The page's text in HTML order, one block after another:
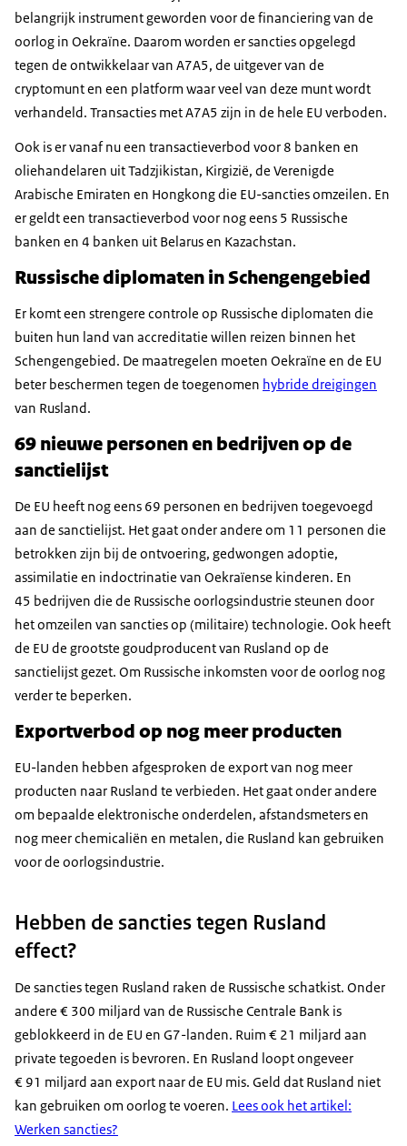
belangrijk instrument geworden voor de financiering van de
oorlog in Oekraïne. Daarom worden er sancties opgelegd
tegen de ontwikkelaar van A7A5, de uitgever van de
cryptomunt en een platform waar veel van deze munt wordt
verhandeld. Transacties met A7A5 zijn in de hele EU verboden.
Ook is er vanaf nu een transactieverbod voor 8 banken en
oliehandelaren uit Tadzjikistan, Kirgizië, de Verenigde
Arabische Emiraten en Hongkong die EU-sancties omzeilen. En
er geldt een transactieverbod voor nog eens 5 Russische
banken en 4 banken uit Belarus en Kazachstan.
Russische diplomaten in Schengengebied
Er komt een strengere controle op Russische diplomaten die
buiten hun land van accreditatie willen reizen binnen het
Schengengebied. De maatregelen moeten Oekraïne en de EU
beter beschermen tegen de toegenomen hybride dreigingen
van Rusland.
69 nieuwe personen en bedrijven op de
sanctielijst
De EU heeft nog eens 69 personen en bedrijven toegevoegd
aan de sanctielijst. Het gaat onder andere om 11 personen die
betrokken zijn bij de ontvoering, gedwongen adoptie,
assimilatie en indoctrinatie van Oekraïense kinderen. En
45 bedrijven die de Russische oorlogsindustrie steunen door
het omzeilen van sancties op (militaire) technologie. Ook heeft
de EU de grootste goudproducent van Rusland op de
sanctielijst gezet. Om Russische inkomsten voor de oorlog nog
verder te beperken.
Exportverbod op nog meer producten
EU-landen hebben afgesproken de export van nog meer
producten naar Rusland te verbieden. Het gaat onder andere
om bepaalde elektronische onderdelen, afstandsmeters en
nog meer chemicaliën en metalen, die Rusland kan gebruiken
voor de oorlogsindustrie.
Hebben de sancties tegen Rusland
effect?
De sancties tegen Rusland raken de Russische schatkist. Onder
andere € 300 miljard van de Russische Centrale Bank is
geblokkeerd in de EU en G7-landen. Ruim € 21 miljard aan
private tegoeden is bevroren. En Rusland loopt ongeveer
€ 91 miljard aan export naar de EU mis. Geld dat Rusland niet
kan gebruiken om oorlog te voeren. Lees ook het artikel:
Werken sancties?